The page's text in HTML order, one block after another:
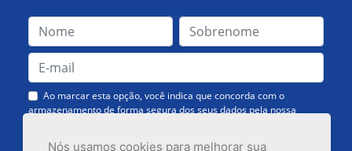
Nós usamos cookies para melhorar sua
Ao marcar esta opção, você indica que concorda com o
armazenamento de forma segura dos seus dados pela nossa